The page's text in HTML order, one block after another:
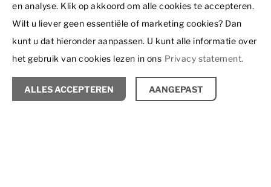
Summio Parcs
Boiten Ingenieurs
Recreatie Architectuur
In ontwikkeling
Nieuws
Vacatures
Contact
Dormio Leisure Development BV
6828 BP Arnhem
+31 26 353 77 00
© 2026 - Dormio Leisure Development | All rights reserved
Privacy statement
Disclaimer
en analyse. Klik op akkoord om alle cookies te accepteren.
Wilt u liever geen essentiële of marketing cookies? Dan
kunt u dat hieronder aanpassen. U kunt alle informatie over
het gebruik van cookies lezen in ons Privacy statement.
ALLES ACCEPTEREN AANGEPAST